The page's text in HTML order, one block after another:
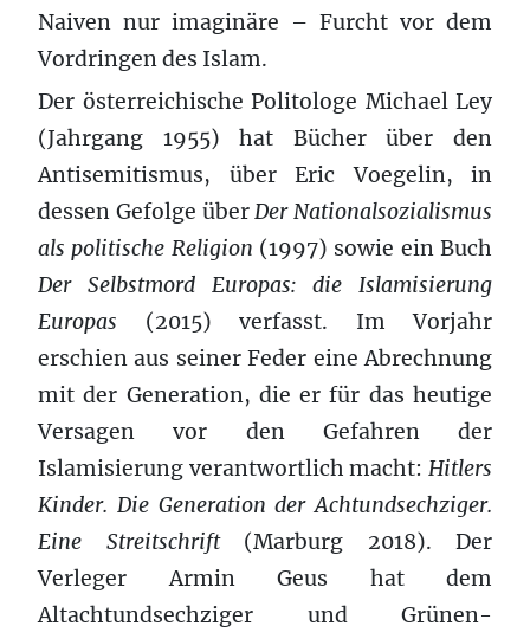
Naiven nur imaginäre – Furcht vor dem
Vordringen des Islam.
Der österreichische Politologe Michael Ley
(Jahrgang 1955) hat Bücher über den
Antisemitismus, über Eric Voegelin, in
dessen Gefolge überDer Nationalsozialismus
als politische Religion (1997) sowie ein Buch
Der Selbstmord Europas: die Islamisierung
Europas (2015) verfasst. Im Vorjahr
erschien aus seiner Feder eine Abrechnung
mit der Generation, die er für das heutige
Versagen vor den Gefahren der
Islamisierung verantwortlich macht: Hitlers
Kinder. Die Generation der Achtundsechziger.
Eine Streitschrift (Marburg 2018). Der
Verleger Armin Geus hat dem
Altachtundsechziger und Grünen-